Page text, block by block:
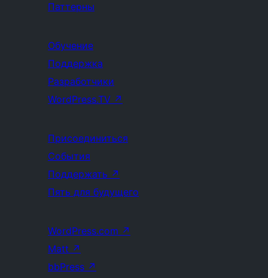
Паттерны
Обучение
Поддержка
Разработчики
WordPress.TV ↗
Присоединиться
События
Поддержать ↗
Пять для будущего
WordPress.com ↗
Matt ↗
bbPress ↗